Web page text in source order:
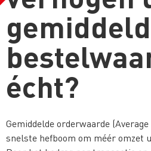
écht?
Gemiddelde orderwaarde (Average
snelste hefboom om méér omzet